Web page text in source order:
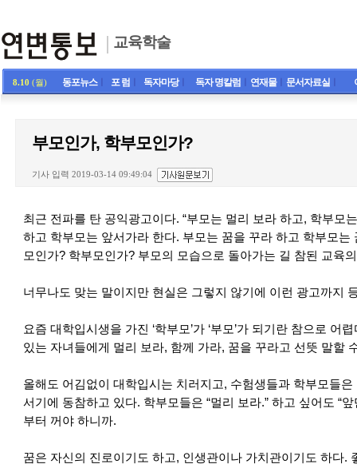
교육학술
8.10 (월) 동포뉴스ㅣ 포 럼 독자마당ㅣ 독자 명칼럼 연재물ㅣ 문서자료실
부모인가, 학부모인가?
기사 입력 2019-03-14 09:49:04
최근 전파를 탄 공익광고이다. “부모는 멀리 보라 하고, 학부모
하고 학부모는 앞서가라 한다. 부모는 꿈을 꾸라 하고 학부모는
모인가? 학부모인가? 부모의 모습으로 돌아가는 길 참된 교육
너무나도 맞는 말이지만 현실은 그렇지 않기에 이런 광고까지
요즘 대학입시생을 가진 ‘학부모’가 ‘부모’가 되기란 참으로 어
있는 자녀들에게 멀리 보라, 함께 가라, 꿈을 꾸라고 선뜻 말할
올해도 어김없이 대학입시는 치러지고, 수험생들과 학부모들
서기에 동참하고 있다. 학부모들은 “멀리 보라.” 하고 싶어도 “
부터 꺼야 하니까.
꿈은 자신의 진로이기도 하고, 인생관이나 가치관이기도 하다.